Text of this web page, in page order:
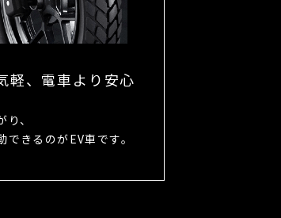
軽、電⾞より安⼼
、
きるのがEV車です。